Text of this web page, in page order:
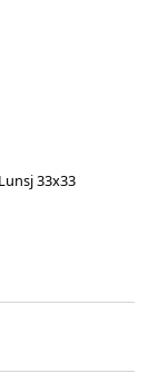
33x33